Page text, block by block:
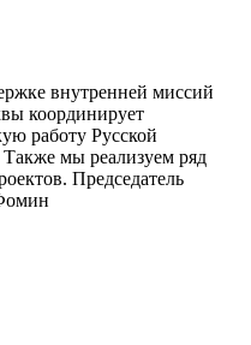
внутренней миссий
координирует
работу Русской
мы реализуем ряд
Председатель